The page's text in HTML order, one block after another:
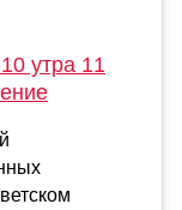
утра 11